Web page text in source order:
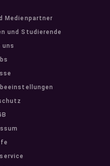
Medienpartner
und Studierende
uns